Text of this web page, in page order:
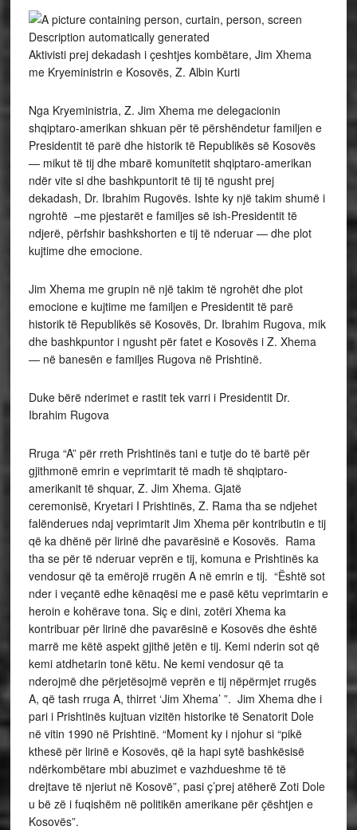
Aktivisti prej dekadash i çeshtjes kombëtare, Jim Xhema
me Kryeministrin e Kosovës, Z. Albin Kurti
Nga Kryeministria, Z. Jim Xhema me delegacionin
shqiptaro-amerikan shkuan për të përshëndetur familjen e
Presidentit të parë dhe historik të Republikës së Kosovës
— mikut të tij dhe mbarë komunitetit shqiptaro-amerikan
ndër vite si dhe bashkpuntorit të tij të ngusht prej
dekadash, Dr. Ibrahim Rugovës. Ishte ky një takim shumë i
ngrohtë –me pjestarët e familjes së ish-Presidentit të
ndjerë, përfshir bashkshorten e tij të nderuar — dhe plot
kujtime dhe emocione.
Jim Xhema me grupin në një takim të ngrohët dhe plot
emocione e kujtime me familjen e Presidentit të parë
historik të Republikës së Kosovës, Dr. Ibrahim Rugova, mik
dhe bashkpuntor i ngusht për fatet e Kosovës i Z. Xhema
— në banesën e familjes Rugova në Prishtinë.
Duke bërë nderimet e rastit tek varri i Presidentit Dr.
Ibrahim Rugova
Rruga “A” për rreth Prishtinës tani e tutje do të bartë për
gjithmonë emrin e veprimtarit të madh të shqiptaro-
amerikanit të shquar, Z. Jim Xhema. Gjatë
ceremonisë, Kryetari I Prishtinës, Z. Rama tha se ndjehet
falënderues ndaj veprimtarit Jim Xhema për kontributin e tij
që ka dhënë për lirinë dhe pavarësinë e Kosovës. Rama
tha se për të nderuar veprën e tij, komuna e Prishtinës ka
vendosur që ta emërojë rrugën A në emrin e tij. “Është sot
nder i veçantë edhe kënaqësi me e pasë këtu veprimtarin e
heroin e kohërave tona. Siç e dini, zotëri Xhema ka
kontribuar për lirinë dhe pavarësinë e Kosovës dhe është
marrë me këtë aspekt gjithë jetën e tij. Kemi nderin sot që
kemi atdhetarin tonë këtu. Ne kemi vendosur që ta
nderojmë dhe përjetësojmë veprën e tij nëpërmjet rrugës
A, që tash rruga A, thirret ‘Jim Xhema’ ”. Jim Xhema dhe i
pari i Prishtinës kujtuan vizitën historike të Senatorit Dole
në vitin 1990 në Prishtinë. “Moment ky i njohur si “pikë
kthesë për lirinë e Kosovës, që ia hapi sytë bashkësisë
ndërkombëtare mbi abuzimet e vazhdueshme të të
drejtave të njeriut në Kosovë”, pasi ç’prej atëherë Zoti Dole
u bë zë i fuqishëm në politikën amerikane për çështjen e
Kosovës”.